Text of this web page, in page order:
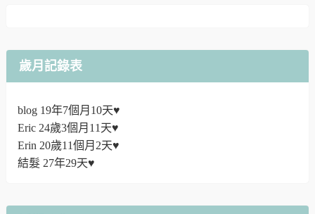
歲月記錄表
blog 19年7個月10天♥
Eric 24歲3個月11天♥
Erin 20歲11個月2天♥
結髮 27年29天♥